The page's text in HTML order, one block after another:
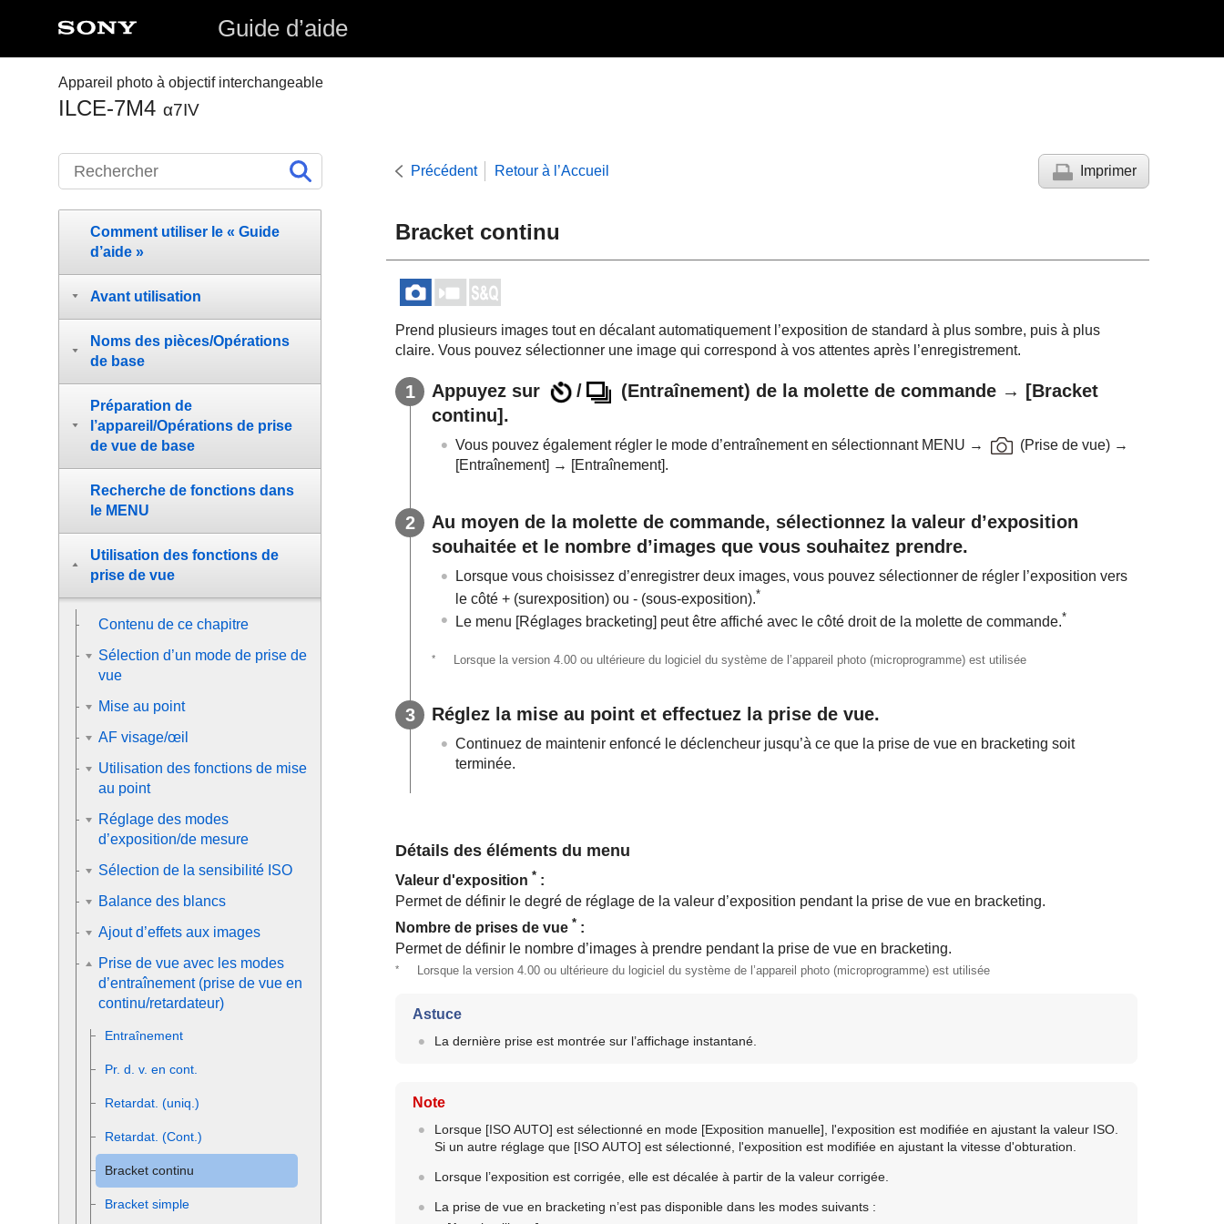
Guide d’aide
Appareil photo à objectif interchangeable
ILCE-7M4 α7IV
Précédent Retour à l’Accueil Imprimer
Bracket continu
Prend plusieurs images tout en décalant automatiquement l’exposition de standard à plus sombre, puis à plus
claire. Vous pouvez sélectionner une image qui correspond à vos attentes après l’enregistrement.
Appuyez sur / (Entraînement) de la molette de commande → [Bracket
continu] .
Vous pouvez également régler le mode d’entraînement en sélectionnant MENU → (Prise de vue) →
[Entraînement] → [Entraînement].
Au moyen de la molette de commande, sélectionnez la valeur d’exposition
souhaitée et le nombre d’images que vous souhaitez prendre.
Lorsque vous choisissez d’enregistrer deux images, vous pouvez sélectionner de régler l’exposition vers
le côté + (surexposition) ou - (sous-exposition).*
Le menu [Réglages bracketing] peut être affiché avec le côté droit de la molette de commande.*
* Lorsque la version 4.00 ou ultérieure du logiciel du système de l’appareil photo (microprogramme) est utilisée
Réglez la mise au point et effectuez la prise de vue.
Continuez de maintenir enfoncé le déclencheur jusqu’à ce que la prise de vue en bracketing soit
terminée.
Détails des éléments du menu
Valeur d'exposition * :
Permet de définir le degré de réglage de la valeur d’exposition pendant la prise de vue en bracketing.
Nombre de prises de vue * :
Permet de définir le nombre d’images à prendre pendant la prise de vue en bracketing.
* Lorsque la version 4.00 ou ultérieure du logiciel du système de l’appareil photo (microprogramme) est utilisée
Astuce
La dernière prise est montrée sur l’affichage instantané.
Note
Lorsque [ISO AUTO] est sélectionné en mode [Exposition manuelle] , l'exposition est modifiée en ajustant la valeur ISO.
Si un autre réglage que [ISO AUTO] est sélectionné, l'exposition est modifiée en ajustant la vitesse d'obturation.
Lorsque l’exposition est corrigée, elle est décalée à partir de la valeur corrigée.
La prise de vue en bracketing n’est pas disponible dans les modes suivants :
Comment utiliser le « Guide
d’aide »
Avant utilisation
Noms des pièces/Opérations
de base
Préparation de
l’appareil/Opérations de prise
de vue de base
Recherche de fonctions dans
le MENU
Utilisation des fonctions de
prise de vue
Contenu de ce chapitre
Sélection d’un mode de prise de
vue
Mise au point
AF visage/œil
Utilisation des fonctions de mise
au point
Réglage des modes
d’exposition/de mesure
Sélection de la sensibilité ISO
Balance des blancs
Ajout d’effets aux images
Prise de vue avec les modes
d’entraînement (prise de vue en
continu/retardateur)
Entraînement
Pr. d. v. en cont.
Retardat. (uniq.)
Retardat. (Cont.)
Bracket continu
Bracket simple